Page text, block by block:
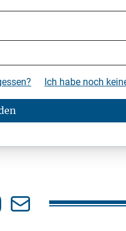
Ich habe noch